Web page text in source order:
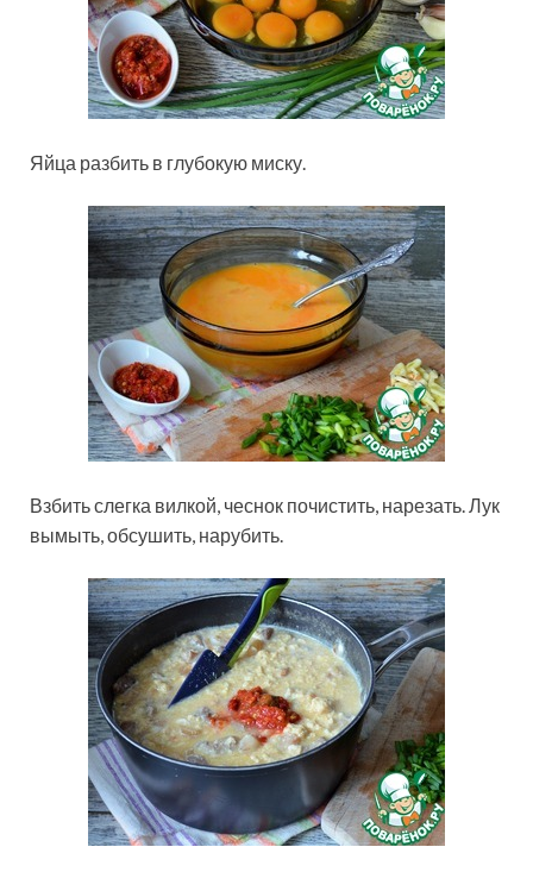
Яйца разбить в глубокую миску.
Взбить слегка вилкой, чеснок почистить, нарезать. Лук
вымыть, обсушить, нарубить.